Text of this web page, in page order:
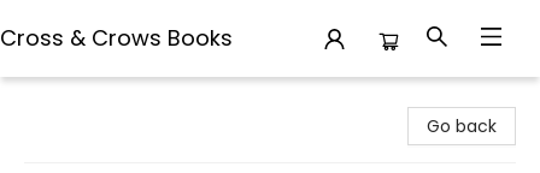
Cross & Crows Books
Go back